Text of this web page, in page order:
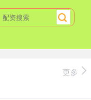
更多